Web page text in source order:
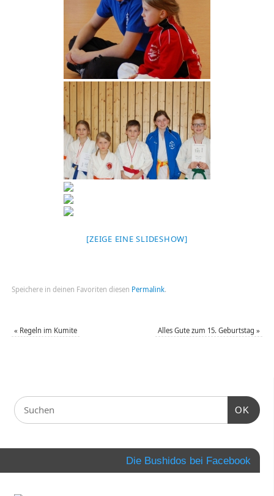
[ZEIGE EINE SLIDESHOW]
Speichere in deinen Favoriten diesen Permalink.
« Regeln im Kumite Alles Gute zum 15. Geburtstag»
OK
Die Bushidos bei Facebook